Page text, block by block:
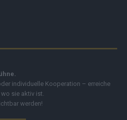
individuelle Kooperation – erreiche
sie aktiv ist.
werden!